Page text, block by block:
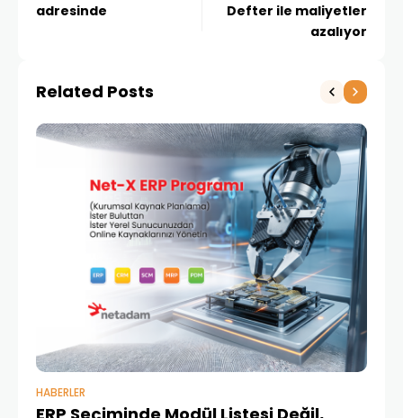
adresinde
Defter ile maliyetler
azalıyor
Related Posts
HABERLER